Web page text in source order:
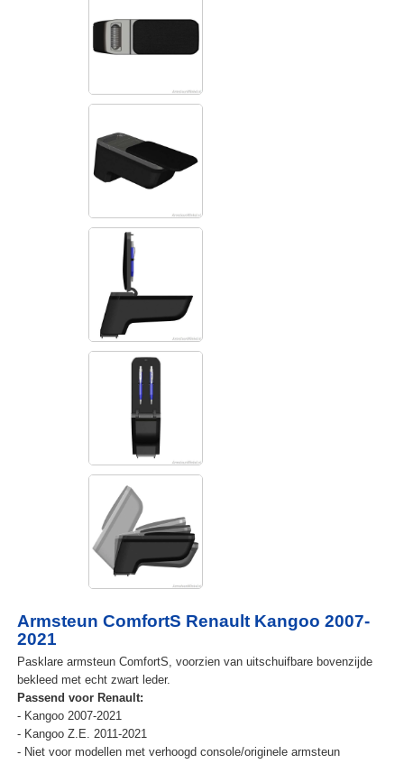
Armsteun ComfortS Renault Kangoo 2007-
2021
Pasklare armsteun ComfortS, voorzien van uitschuifbare bovenzijde
bekleed met echt zwart leder.
Passend voor Renault:
- Kangoo 2007-2021
- Kangoo Z.E. 2011-2021
- Niet voor modellen met verhoogd console/originele armsteun